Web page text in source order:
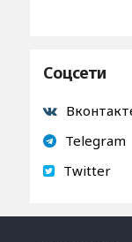
Соцсети
Telegram
Twitter